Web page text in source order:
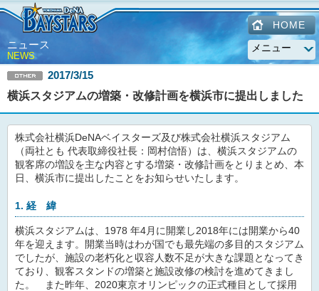
HOME
ニュース
NEWS
2017/3/15
横浜スタジアムの増築・改修計画を横浜市に提出しました
株式会社横浜DeNAベイスターズ及び株式会社横浜スタジアム
（両社とも 代表取締役社長：岡村信悟）は、横浜スタジアムの
観客席の増設を主な内容とする増築・改修計画をとりまとめ、本
日、横浜市に提出したことをお知らせいたします。
1. 経 緯
横浜スタジアムは、1978 年4月に開業し2018年には開業から40
年を迎えます。開業当時はわが国でも最先端の多目的スタジアム
でしたが、施設の老朽化と収容人数不足が大きな課題となってき
ており、観客スタンドの増築と施設改修の検討を進めてきまし
た。 また昨年、2020東京オリンピックの正式種目として採用